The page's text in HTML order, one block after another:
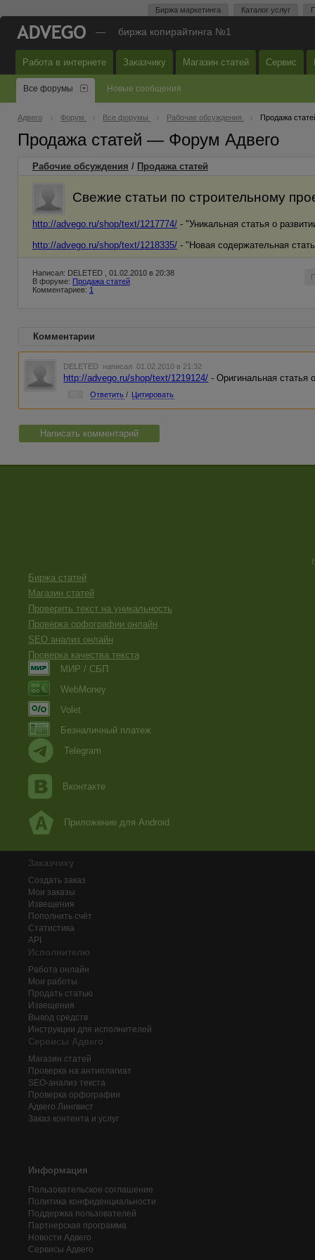
Биржа маркетинга Каталог услуг
— биржа копирайтинга №1
Работа в интернете Заказчику Магазин статей Сервис
Все форумы Новые сообщения
Адвего Форум Все форумы Рабочие обсуждения Продажа
Продажа статей — Форум Адвего
Рабочие обсуждения / Продажа статей
Свежие статьи по строительному
http://advego.ru/shop/text/1217774/ - "Уникальная статья о
http://advego.ru/shop/text/1218335/ - "Новая содержательная
Написал: DELETED , 01.02.2010 в 20:38
В форуме: Продажа статей
Комментариев: 1
Комментарии
DELETED написал 01.02.2010 в 21:32
http://advego.ru/shop/text/1219124/ - Оригинальная статья
Ответить / Цитировать
Написать комментарий
Биржа статей
Магазин статей
Проверить текст на уникальность
Проверка орфографии онлайн
SEO анализ онлайн
Проверка качества текста
МИР / СБП
WebMoney
Volet
Безналичный платеж
Telegram
Вконтакте
Приложение для Android
Заказчику
Создать заказ
Мои заказы
Извещения
Пополнить счёт
Статистика
API
Исполнителю
Работа онлайн
Мои работы
Продать статью
Извещения
Вывод средств
Инструкции для исполнителей
Сервисы Адвего
Магазин статей
Проверка на антиплагиат
SEO-анализ текста
Проверка орфографии
Адвего Лингвист
Заказ контента и услуг
Информация
Пользовательское соглашение
Политика конфиденциальности
Поддержка пользователей
Партнерская программа
Новости Адвего
Сервисы Адвего